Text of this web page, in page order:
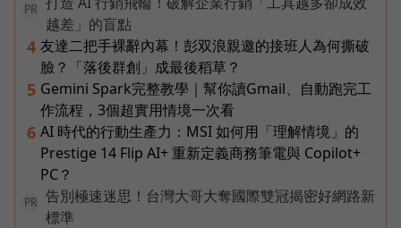
PR
越差」的盲點
4 友達二把手裸辭內幕！彭双浪親邀的接班人為何撕破
臉？「落後群創」成最後稻草？
5 Gemini Spark完整教學｜幫你讀Gmail、自動跑完工
作流程，3個超實用情境一次看
6 AI 時代的行動生產力：MSI 如何用「理解情境」的
Prestige 14 Flip AI+ 重新定義商務筆電與 Copilot+
PC？
PR
告別極速迷思！台灣大哥大奪國際雙冠揭密好網路新
標準